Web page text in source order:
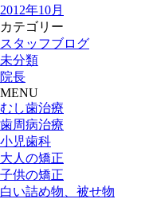
2012年10月
カテゴリー
スタッフブログ
未分類
院長
MENU
むし歯治療
歯周病治療
小児歯科
大人の矯正
子供の矯正
白い詰め物、被せ物